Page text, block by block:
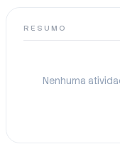
RESUMO
Nenhuma